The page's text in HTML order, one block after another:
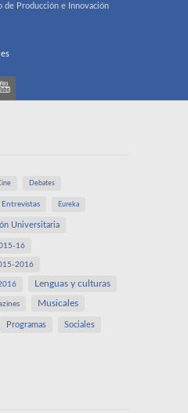
de Producción e Innovación
Debates
Entrevistas Eureka
Universitaria
16
2016
Lenguas y culturas
Musicales
Programas Sociales